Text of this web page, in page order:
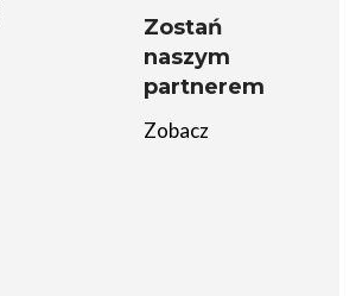
Zostań
naszym
partnerem
Zobacz